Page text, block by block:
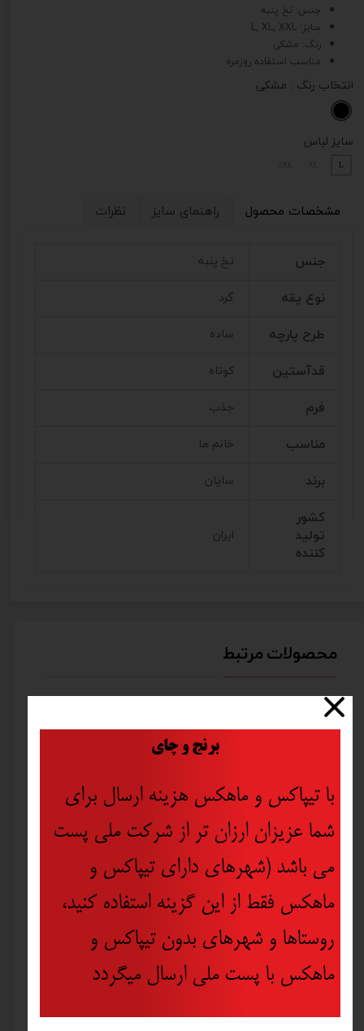
جنس: نخ پنبه
سایز: L, XL, XXL
رنگ: مشکی
مناسب استفاده روزمره
انتخاب رنگ : مشکی
سایز لباس
L
مشخصات محصول راهنمای سایز نظرات
جنس نخ پنبه
نوع یقه گرد
طرح پارچه ساده
قدآستین کوتاه
فرم جذب
مناسب خانم ها
برند سایان
کشور
تولید
کننده
ایران
محصولات مرتبط
برنج و چای
با تیپاکس و ماهکس هزینه ارسال برای
شما عزیزان ارزان تر از شرکت ملی پست
می باشد (شهرهای دارای تیپاکس و
ماهکس فقط از این گزینه استفاده کنید،
روستاها و شهرهای بدون تیپاکس و
ماهکس با پست ملی ارسال میگردد